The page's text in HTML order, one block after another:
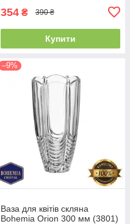
354 ₴ 390 ₴
Купити
–9%
Ваза для квітів скляна
Bohemia Orion 300 мм (3801)